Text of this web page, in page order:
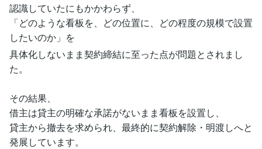
認識していたにもかかわらず、
「どのような看板を、どの位置に、どの程度の規模で設置
したいのか」を
具体化しないまま契約締結に至った点が問題とされまし
た。
その結果、
借主は貸主の明確な承諾がないまま看板を設置し、
貸主から撤去を求められ、最終的に契約解除・明渡しへと
発展しています。